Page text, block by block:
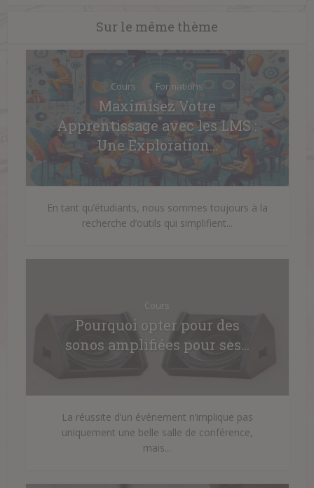
Sur le même thème
Cours Formations
Maximisez Votre
Apprentissage avec les LMS :
Une Exploration...
En tant qu’étudiants, nous sommes toujours à la
recherche d’outils qui simplifient...
Cours
Pourquoi opter pour des
sonos amplifiées pour ses...
La réussite d’un événement n’implique pas
uniquement une belle salle de conférence,
mais...